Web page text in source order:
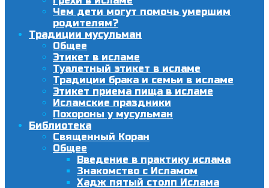
Чем дети могут помочь умершим
родителям?
Традиции мусульман
Общее
Этикет в исламе
Туалетный этикет в исламе
Традиции брака и семьи в исламе
Этикет приема пища в исламе
Исламские праздники
Похороны у мусульман
Библиотека
Священный Коран
Общее
Введение в практику ислама
Знакомство с Исламом
Хадж пятый столп Ислама